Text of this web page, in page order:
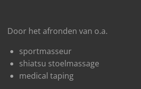
Door het afronden van o.a.
sportmasseur
shiatsu stoelmassage
medical taping